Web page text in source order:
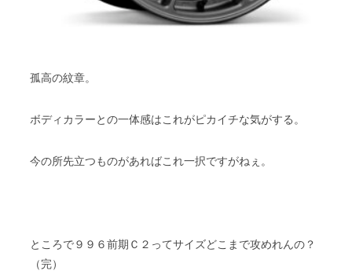
孤高の紋章。
ボディカラーとの一体感はこれがピカイチな気がする。
今の所先立つものがあればこれ一択ですがねぇ。
ところで９９６前期Ｃ２ってサイズどこまで攻めれんの？
（完）